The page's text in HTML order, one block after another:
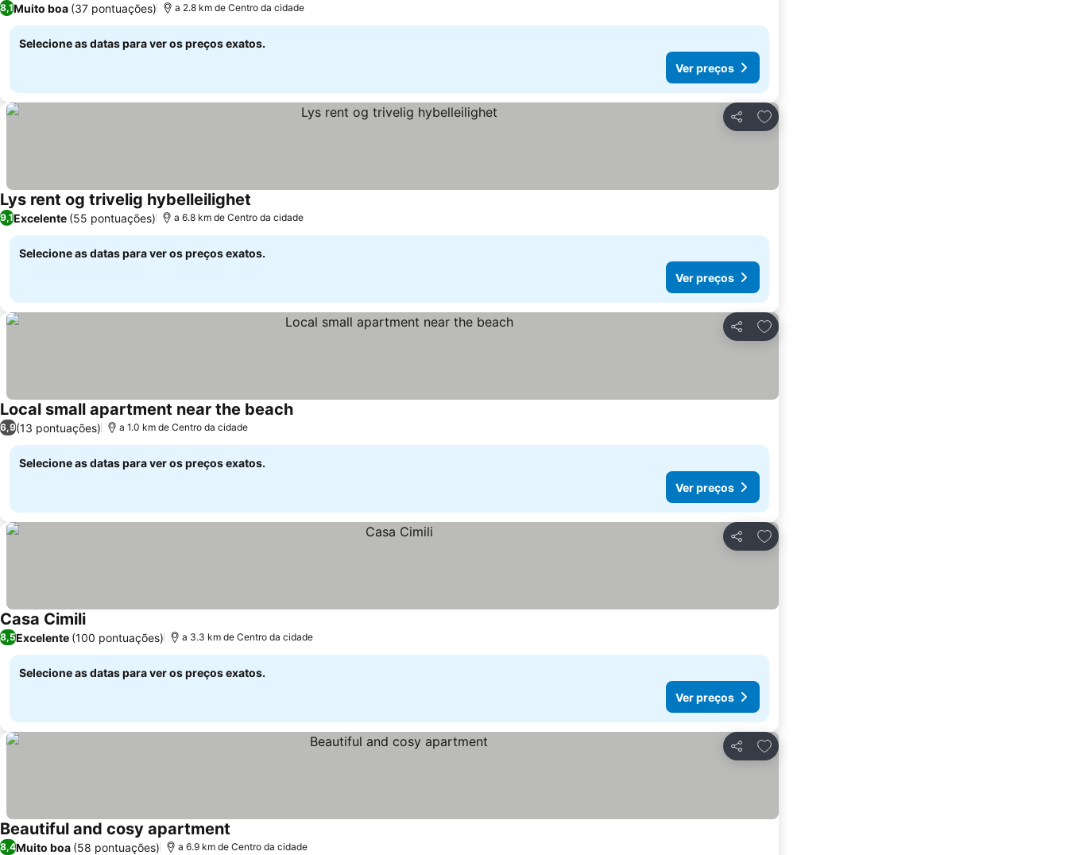
8,1Muito boa (37 pontuações) a 2.8 km de Centro da cidade
Selecione as datas para ver os preços exatos.
Ver preços
Partilhar
Adicionar aos favoritos
Lys rent og trivelig hybelleilighet
9,1Excelente (55 pontuações) a 6.8 km de Centro da cidade
Selecione as datas para ver os preços exatos.
Ver preços
Partilhar
Adicionar aos favoritos
Local small apartment near the beachVer preços
6,9(13 pontuações) a 1.0 km de Centro da cidade
Selecione as datas para ver os preços exatos.
Ver preços
Partilhar
Adicionar aos favoritos
Casa CimiliVer preços
8,5Excelente (100 pontuações) a 3.3 km de Centro da cidade
Selecione as datas para ver os preços exatos.
Ver preços
Partilhar
Adicionar aos favoritos
Beautiful and cosy apartment
8,4Muito boa (58 pontuações) a 6.9 km de Centro da cidade